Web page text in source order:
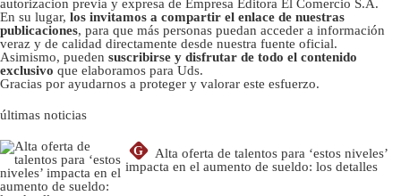
autorizacion previa y expresa de Empresa Editora El Comercio S.A.
En su lugar, los invitamos a compartir el enlace de nuestras
publicaciones, para que más personas puedan acceder a información
veraz y de calidad directamente desde nuestra fuente oficial.
Asimismo, pueden suscribirse y disfrutar de todo el contenido
exclusivo que elaboramos para Uds.
Gracias por ayudarnos a proteger y valorar este esfuerzo.
últimas noticias
G
Alta oferta de talentos para ‘estos niveles’
impacta en el aumento de sueldo: los detalles